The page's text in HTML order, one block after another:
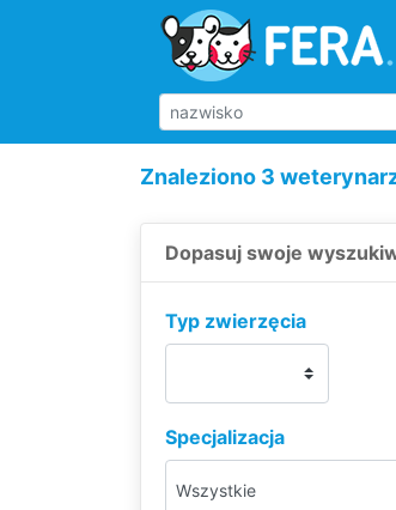
Znaleziono 3
Dopasuj swoje
Typ zwierzęcia
Specjalizacja